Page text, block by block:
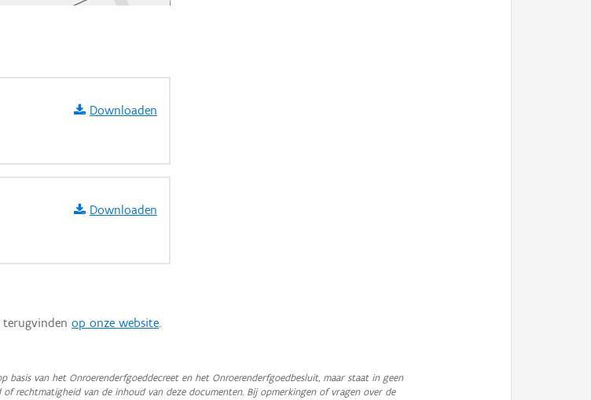
Downloaden
Downloaden
terugvindenop onze website.
basis van het Onroerenderfgoeddecreet en het Onroerenderfgoedbesluit, maar staat in geen
rechtmatigheid van de inhoud van deze documenten. Bij opmerkingen of vragen over de